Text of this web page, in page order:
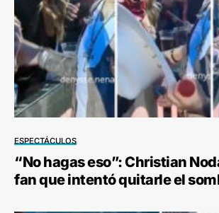
ESPECTÁCULOS
“No hagas eso”: Christian
fan que intentó quitarle el